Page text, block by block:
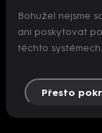
Bohužel nejsme
ani poskytovat
těchto systémech.
Přesto